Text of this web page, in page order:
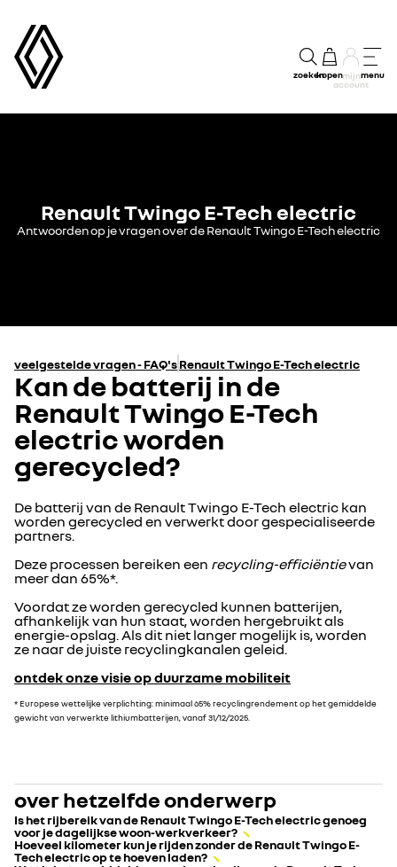
zoekenkopenmijn
account
menu
Renault Twingo E-Tech electric
Antwoorden op je vragen over de Renault Twingo E-Tech electric
veelgestelde vragen - FAQ'sRenault Twingo E-Tech electric
Kan de batterij in de
Renault Twingo E-Tech
electric worden
gerecycled?
De batterij van de Renault Twingo E-Tech electric kan
worden gerecycled en verwerkt door gespecialiseerde
partners.
Deze processen bereiken een recycling-efficiëntievan
meer dan 65%*.
Voordat ze worden gerecycled kunnen batterijen,
afhankelijk van hun staat, worden hergebruikt als
energie-opslag. Als dit niet langer mogelijk is, worden
ze naar de juiste recyclingkanalen geleid.
ontdek onze visie op duurzame mobiliteit
* Europese wettelijke verplichting: minimaal 65% recyclingrendement op het gemiddelde
gewicht van verwerkte lithiumbatterijen, vanaf 31/12/2025.
over hetzelfde onderwerp
Is het rijbereik van de Renault Twingo E-Tech electric genoeg
voor je dagelijkse woon-werkverkeer?
Hoeveel kilometer kun je rijden zonder de Renault Twingo E-
Tech electric op te hoeven laden?